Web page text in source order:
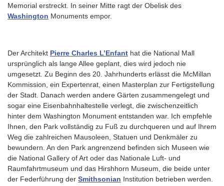
Memorial erstreckt. In seiner Mitte ragt der Obelisk des
Washington Monuments empor.
Der Architekt Pierre Charles L’Enfant hat die National Mall
ursprünglich als lange Allee geplant, dies wird jedoch nie
umgesetzt. Zu Beginn des 20. Jahrhunderts erlässt die McMillan
Kommission, ein Expertenrat, einen Masterplan zur Fertigstellung
der Stadt. Danach werden andere Gärten zusammengelegt und
sogar eine Eisenbahnhaltestelle verlegt, die zwischenzeitlich
hinter dem Washington Monument entstanden war. Ich empfehle
Ihnen, den Park vollständig zu Fuß zu durchqueren und auf Ihrem
Weg die zahlreichen Mausoleen, Statuen und Denkmäler zu
bewundern. An den Park angrenzend befinden sich Museen wie
die National Gallery of Art oder das Nationale Luft- und
Raumfahrtmuseum und das Hirshhorn Museum, die beide unter
der Federführung der Smithsonian Institution betrieben werden.